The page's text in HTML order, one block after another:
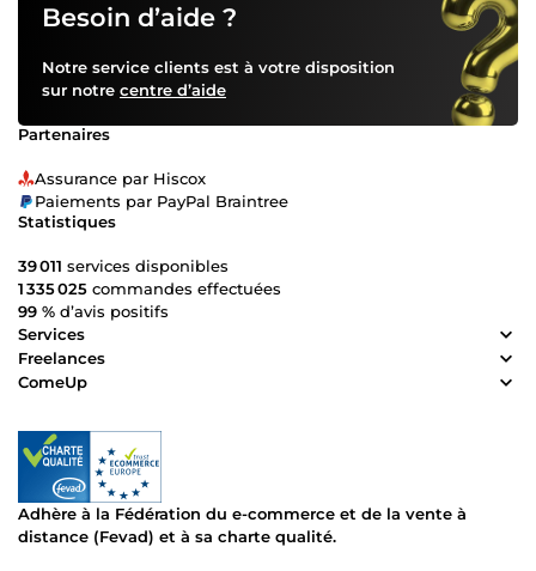
Besoin d’aide ?
Notre service clients est à votre disposition
sur notre centre d’aide
Partenaires
Assurance par Hiscox
Paiements par PayPal Braintree
Statistiques
39 011 services disponibles
1 335 025 commandes effectuées
99 % d’avis positifs
Services
Freelances
ComeUp
Adhère à la Fédération du e-commerce et de la vente à
distance (Fevad) et à sa charte qualité.